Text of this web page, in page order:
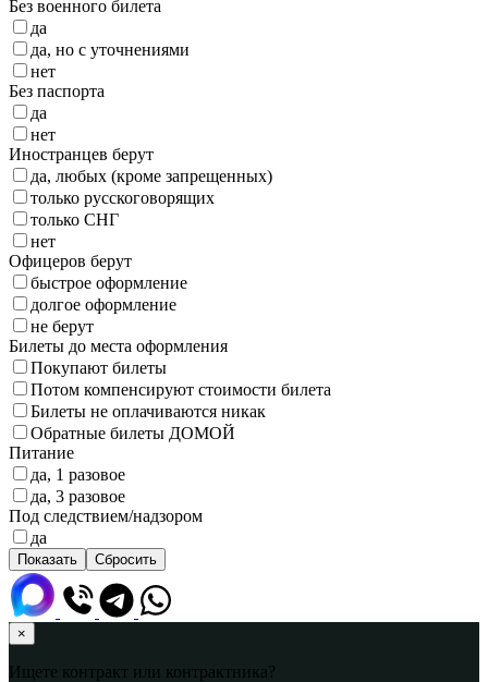
Без военного билета
да
да, но с уточнениями
нет
Без паспорта
да
нет
Иностранцев берут
да, любых (кроме запрещенных)
только русскоговорящих
только СНГ
нет
Офицеров берут
быстрое оформление
долгое оформление
не берут
Билеты до места оформления
Покупают билеты
Потом компенсируют стоимости билета
Билеты не оплачиваются никак
Обратные билеты ДОМОЙ
Питание
да, 1 разовое
да, 3 разовое
Под следствием/надзором
да
×
Ищете контракт или контрактника?